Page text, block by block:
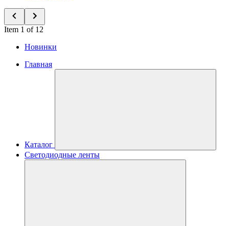
Item 1 of 12
Новинки
Главная
Каталог
Светодиодные ленты